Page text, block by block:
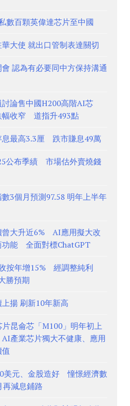
數百顆英偉達芯片至中國
大使 就出口管制表達關切
認為有必要同中方保持溝通
論售中國H200高階AI芯
收窄 道指升493點
息最高3.3厘 跌市賺息49萬
公布季績 市場估外賣燒錢
3個月預測97.58 明年上半年
曾大升近6% AI應用擬大改
功能 全面對標ChatGPT
按年增15% 經調整純利
勝預期
揚 刷新10年新高
昆侖芯「M100」明年初上
產業芯片獨大不健康、應用
美元、金股造好 憧憬經濟數
減息鋪路